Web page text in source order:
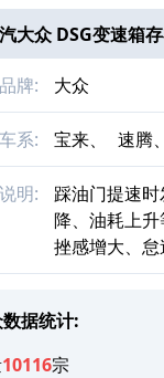
大众 DSG变速箱
牌: 大众
系: 宝来、 速腾、
说明:
踩油门提速
降、油耗上
挫感增大、怠
据统计:
10116宗